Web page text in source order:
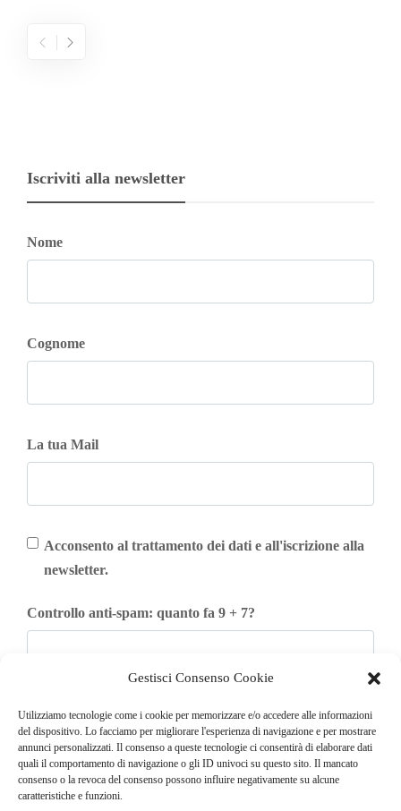
Gestisci Consenso Cookie
Utilizziamo tecnologie come i cookie per memorizzare e/o accedere alle informazioni
del dispositivo. Lo facciamo per migliorare l'esperienza di navigazione e per mostrare
annunci personalizzati. Il consenso a queste tecnologie ci consentirà di elaborare dati
quali il comportamento di navigazione o gli ID univoci su questo sito. Il mancato
consenso o la revoca del consenso possono influire negativamente su alcune
caratteristiche e funzioni.
Iscriviti alla newsletter
Nome
Cognome
La tua Mail
Acconsento al trattamento dei dati e all'iscrizione alla
newsletter.
Controllo anti-spam: quanto fa 9 + 7?
Iscriviti